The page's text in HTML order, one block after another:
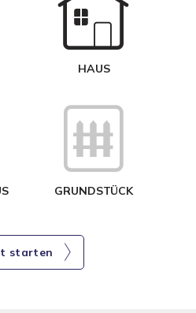
HAUS
GRUNDSTÜCK
starten